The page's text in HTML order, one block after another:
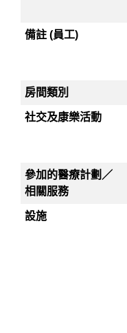
備註 (員工)
房間類別
社交及康樂活動
參加的醫療計劃／
相關服務
設施